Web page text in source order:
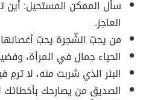
سأل الممكن المستحيل: أين
العاجز.
من يحبّ الشّجرة يحبّ
الحياء جمال في المرأة،
البئر الذي شربت منه، لا ترمِ
الصديق من يصارحك بأخطائك